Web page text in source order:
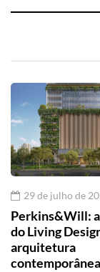
29 de julho de
Perkins&Will:
do Living
arquitetura
contemporânea